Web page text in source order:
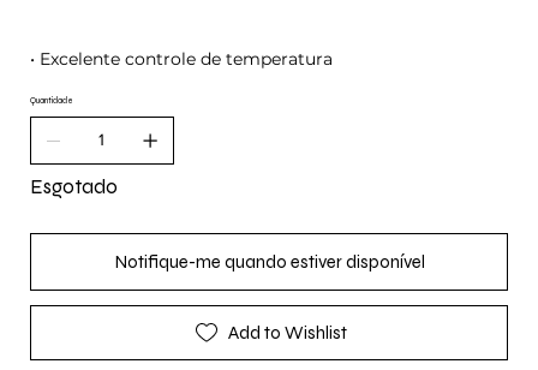
• Excelente controle de temperatura
Quantidade
Esgotado
Notifique-me quando estiver disponível
Add to Wishlist